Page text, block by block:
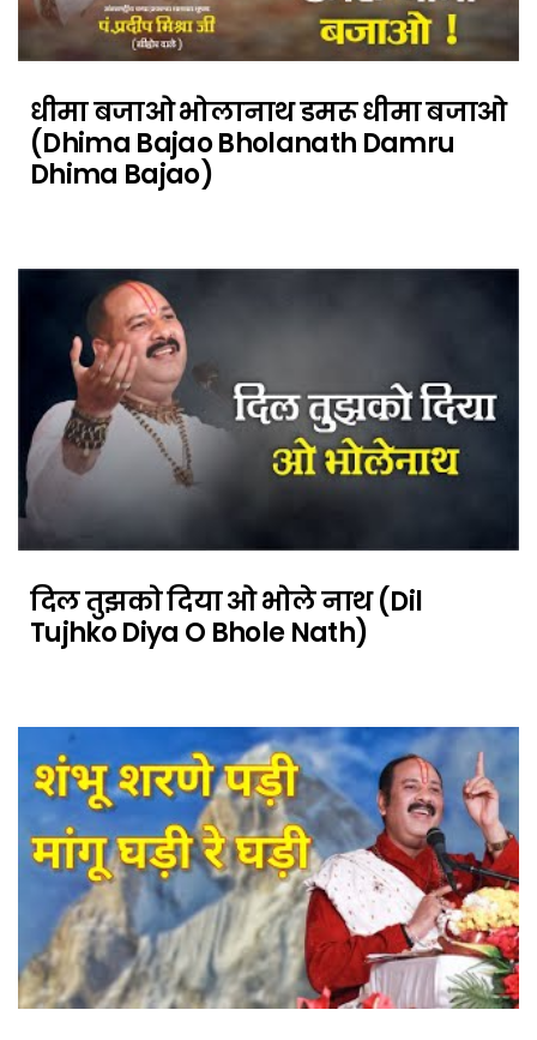
धीमा बजाओ भोलानाथ डमरू धीमा बजाओ
(Dhima Bajao Bholanath Damru
Dhima Bajao)
दिल तुझको दिया ओ भोले नाथ (Dil
Tujhko Diya O Bhole Nath)